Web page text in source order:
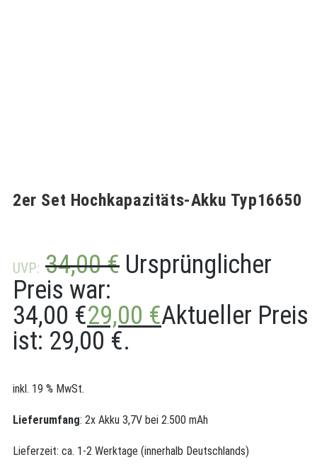
2er Set Hochkapazitäts-Akku Typ16650
UVP: 34,00€ Ursprünglicher
Preis war:
34,00 €29,00 €Aktueller Preis
ist: 29,00 €.
inkl. 19 % MwSt.
Lieferumfang: 2x Akku 3,7V bei 2.500 mAh
Lieferzeit: ca. 1-2 Werktage (innerhalb Deutschlands)